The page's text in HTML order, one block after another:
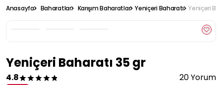
Anasayfa Baharatlar Karışım Baharatlar Yeniçeri Baharatı Yeniçeri
Yeniçeri Baharatı 35 gr
4.8
20 Yorum